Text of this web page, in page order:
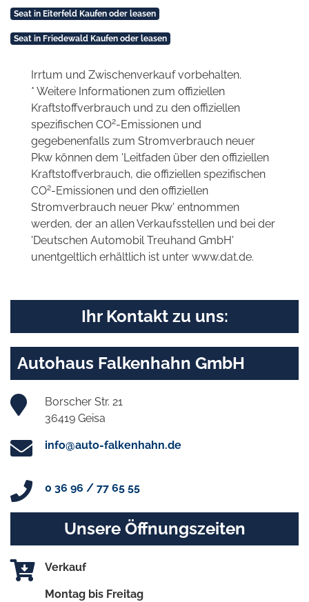
Seat in Eiterfeld Kaufen oder leasen
Seat in Friedewald Kaufen oder leasen
Irrtum und Zwischenverkauf vorbehalten.
* Weitere Informationen zum offiziellen
Kraftstoffverbrauch und zu den offiziellen
spezifischen CO2-Emissionen und
gegebenenfalls zum Stromverbrauch neuer
Pkw können dem 'Leitfaden über den offiziellen
Kraftstoffverbrauch, die offiziellen spezifischen
CO2-Emissionen und den offiziellen
Stromverbrauch neuer Pkw' entnommen
werden, der an allen Verkaufsstellen und bei der
'Deutschen Automobil Treuhand GmbH'
unentgeltlich erhältlich ist unter www.dat.de.
Ihr Kontakt zu uns:
Autohaus Falkenhahn GmbH
Borscher Str. 21
36419 Geisa
info@auto-falkenhahn.de
0 36 96 / 77 65 55
Unsere Öffnungszeiten
Verkauf
Montag bis Freitag